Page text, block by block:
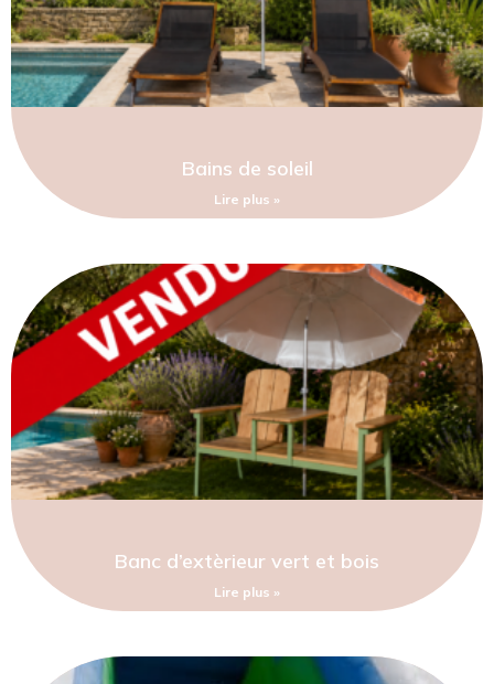
Bains de soleil
Lire plus »
Banc d’extèrieur vert et bois
Lire plus »